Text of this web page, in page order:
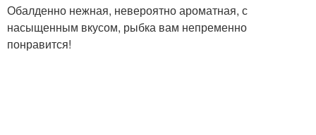
Обалденно нежная, невероятно ароматная, с
насыщенным вкусом, рыбка вам непременно
понравится!